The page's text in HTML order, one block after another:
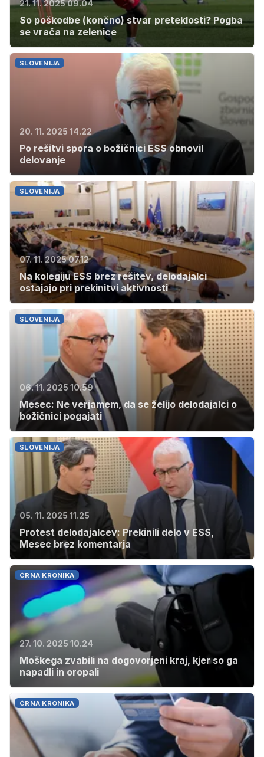
21. 11. 2025 09.04
So poškodbe (končno) stvar preteklosti? Pogba
se vrača na zelenice
SLOVENIJA
20. 11. 2025 14.22
Po rešitvi spora o božičnici ESS obnovil
delovanje
SLOVENIJA
07. 11. 2025 07.12
Na kolegiju ESS brez rešitev, delodajalci
ostajajo pri prekinitvi aktivnosti
SLOVENIJA
06. 11. 2025 10.59
Mesec: Ne verjamem, da se želijo delodajalci o
božičnici pogajati
SLOVENIJA
05. 11. 2025 11.25
Protest delodajalcev: Prekinili delo v ESS,
Mesec brez komentarja
ČRNA KRONIKA
27. 10. 2025 10.24
Moškega zvabili na dogovorjeni kraj, kjer so ga
napadli in oropali
ČRNA KRONIKA